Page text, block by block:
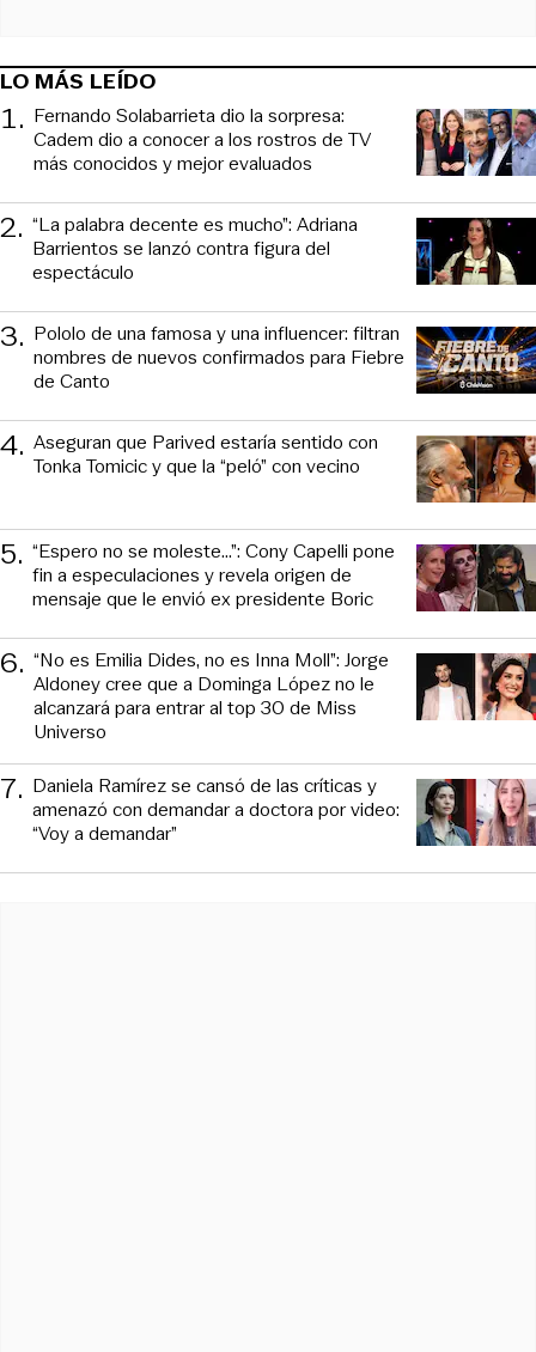
LO MÁS LEÍDO
1. Fernando Solabarrieta dio la sorpresa:
Cadem dio a conocer a los rostros de TV
más conocidos y mejor evaluados
2. “La palabra decente es mucho”: Adriana
Barrientos se lanzó contra figura del
espectáculo
3. Pololo de una famosa y una influencer: filtran
nombres de nuevos confirmados para Fiebre
de Canto
4. Aseguran que Parived estaría sentido con
Tonka Tomicic y que la “peló” con vecino
5. “Espero no se moleste...”: Cony Capelli pone
fin a especulaciones y revela origen de
mensaje que le envió ex presidente Boric
6. “No es Emilia Dides, no es Inna Moll”: Jorge
Aldoney cree que a Dominga López no le
alcanzará para entrar al top 30 de Miss
Universo
7. Daniela Ramírez se cansó de las críticas y
amenazó con demandar a doctora por video:
“Voy a demandar”